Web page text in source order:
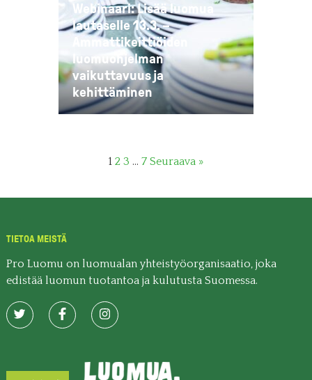
Webinaari: Lisää luomua
lautaselle 13.3. –
Ammattikeittiöiden
luomuohjelman
vaikuttavuus ja
kehittäminen
1 2 3 … 7 Seuraava »
TIETOA MEISTÄ
Pro Luomu on luomualan yhteistyöorganisaatio, joka
edistää luomun tuotantoa ja kulutusta Suomessa.